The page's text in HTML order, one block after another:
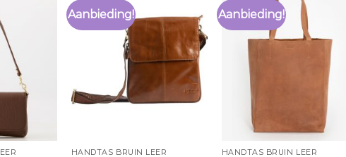
Aanbieding!
HANDTAS BRUIN LEER
Aanbieding!
HANDTAS BRUIN LEER